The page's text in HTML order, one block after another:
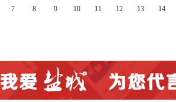
7 8 9 10 11 12 13 14